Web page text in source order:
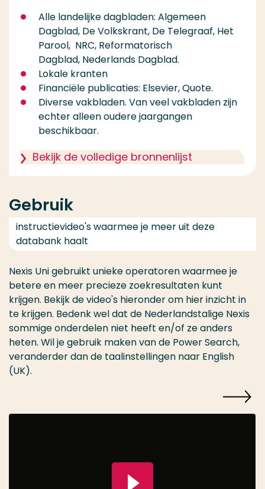
Alle landelijke dagbladen: Algemeen
Dagblad, De Volkskrant, De Telegraaf, Het
Parool, NRC, Reformatorisch
Dagblad, Nederlands Dagblad.
Lokale kranten
Financiële publicaties: Elsevier, Quote.
Diverse vakbladen. Van veel vakbladen zijn
echter alleen oudere jaargangen
beschikbaar.
Bekijk de volledige bronnenlijst
Gebruik
instructievideo's waarmee je meer uit deze
databank haalt
Nexis Uni gebruikt unieke operatoren waarmee je
betere en meer precieze zoekresultaten kunt
krijgen. Bekijk de video's hieronder om hier inzicht in
te krijgen. Bedenk wel dat de Nederlandstalige Nexis
sommige onderdelen niet heeft en/of ze anders
heten. Wil je gebruik maken van de Power Search,
veranderder dan de taalinstellingen naar English
(UK).